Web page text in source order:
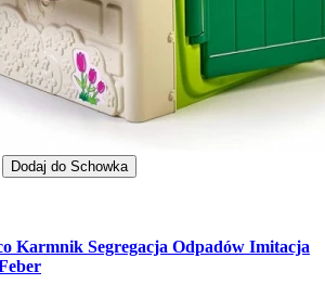
Dodaj do Schowka
Karmnik Segregacja Odpadów Imitacja